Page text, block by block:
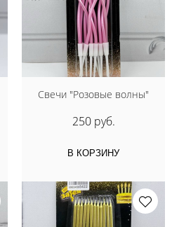
Свечи "Розовые волны"
250 руб.
В КОРЗИНУ